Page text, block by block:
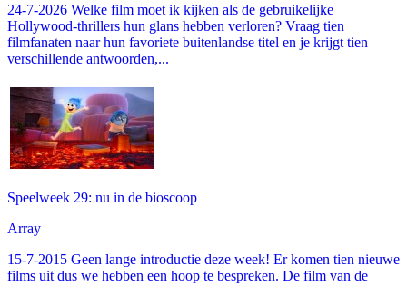
24-7-2026 Welke film moet ik kijken als de gebruikelijke
Hollywood-thrillers hun glans hebben verloren? Vraag tien
filmfanaten naar hun favoriete buitenlandse titel en je krijgt tien
verschillende antwoorden,...
Speelweek 29: nu in de bioscoop
Array
15-7-2015 Geen lange introductie deze week! Er komen tien nieuwe
films uit dus we hebben een hoop te bespreken. De film van de